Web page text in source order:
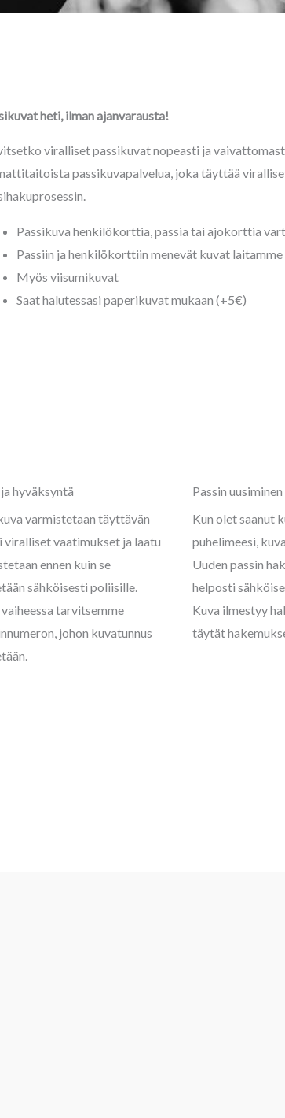
heti, ilman ajanvarausta!
viralliset passikuvat nopeasti ja
passikuvapalvelua, joka täyttää
Passikuva henkilökorttia, passia tai ajokorttia
Passiin ja henkilökorttiin menevät kuvat
Myös viisumikuvat
Saat halutessasi paperikuvat mukaan (+5€)
hyväksyntä
varmistetaan täyttävän
viralliset vaatimukset ja laatu
ennen kuin se
sähköisesti poliisille.
vaiheessa tarvitsemme
johon kuvatunnus
Passin uusiminen
Kun olet saanut
puhelimeesi,
Uuden passin
helposti
Kuva ilmestyy
täytät